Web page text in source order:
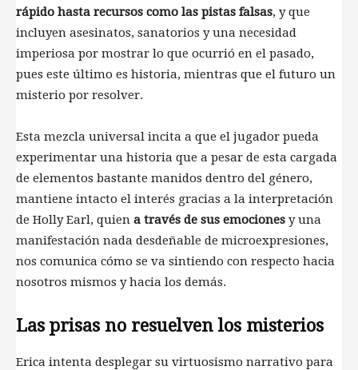
rápido hasta recursos como las pistas falsas, y que
incluyen asesinatos, sanatorios y una necesidad
imperiosa por mostrar lo que ocurrió en el pasado,
pues este último es historia, mientras que el futuro un
misterio por resolver.
Esta mezcla universal incita a que el jugador pueda
experimentar una historia que a pesar de esta cargada
de elementos bastante manidos dentro del género,
mantiene intacto el interés gracias a la interpretación
de Holly Earl, quien a través de sus emociones y una
manifestación nada desdeñable de microexpresiones,
nos comunica cómo se va sintiendo con respecto hacia
nosotros mismos y hacia los demás.
Las prisas no resuelven los misterios
Erica intenta desplegar su virtuosismo narrativo para